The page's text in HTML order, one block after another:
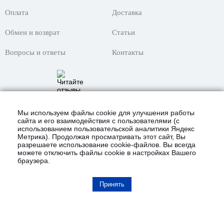
Оплата Доставка
Обмен и возврат Статьи
Вопросы и ответы Контакты
Карта сайта
Мы используем файлы cookie для улучшения работы
сайта и его взаимодействия с пользователями (с
использованием пользовательской аналитики Яндекс
Метрика). Продолжая просматривать этот сайт, Вы
разрешаете использование cookie-файлов. Вы всегда
можете отключить файлы cookie в настройках Вашего
браузера.
Принять